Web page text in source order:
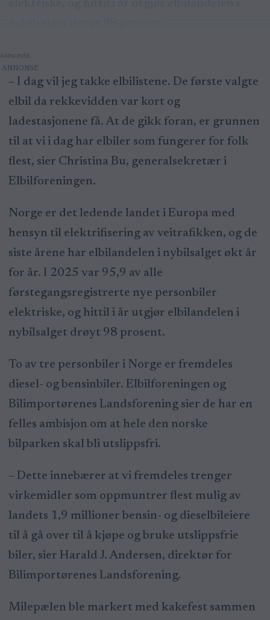
ANNONSE
– I dag vil jeg takke elbilistene. De første valgte
elbil da rekkevidden var kort og
ladestasjonene få. At de gikk foran, er grunnen
til at vi i dag har elbiler som fungerer for folk
flest, sier Christina Bu, generalsekretær i
Elbilforeningen.
Norge er det ledende landet i Europa med
hensyn til elektrifisering av veitrafikken, og de
siste årene har elbilandelen i nybilsalget økt år
for år. I 2025 var 95,9 av alle
førstegangsregistrerte nye personbiler
elektriske, og hittil i år utgjør elbilandelen i
nybilsalget drøyt 98 prosent.
To av tre personbiler i Norge er fremdeles
diesel- og bensinbiler. Elbilforeningen og
Bilimportørenes Landsforening sier de har en
felles ambisjon om at hele den norske
bilparken skal bli utslippsfri.
– Dette innebærer at vi fremdeles trenger
virkemidler som oppmuntrer flest mulig av
landets 1,9 millioner bensin- og dieselbileiere
til å gå over til å kjøpe og bruke utslippsfrie
biler, sier Harald J. Andersen, direktør for
Bilimportørenes Landsforening.
Milepælen ble markert med kakefest sammen